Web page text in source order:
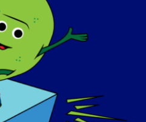
она, что более
сильнее
Я бы никогда
эту болезнь,
она стала
жизни. Я
она у меня есть, за
о ней другим и